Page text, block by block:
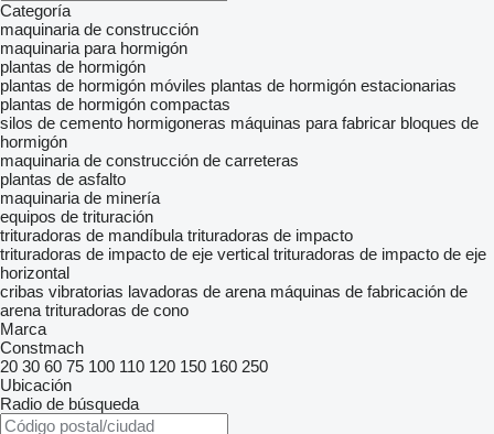
Categoría
maquinaria de construcción
maquinaria para hormigón
plantas de hormigón
plantas de hormigón móviles plantas de hormigón estacionarias
plantas de hormigón compactas
silos de cemento hormigoneras máquinas para fabricar bloques de
hormigón
maquinaria de construcción de carreteras
plantas de asfalto
maquinaria de minería
equipos de trituración
trituradoras de mandíbula trituradoras de impacto
trituradoras de impacto de eje vertical trituradoras de impacto de eje
horizontal
cribas vibratorias lavadoras de arena máquinas de fabricación de
arena trituradoras de cono
Marca
Constmach
20 30 60 75 100 110 120 150 160 250
Ubicación
Radio de búsqueda